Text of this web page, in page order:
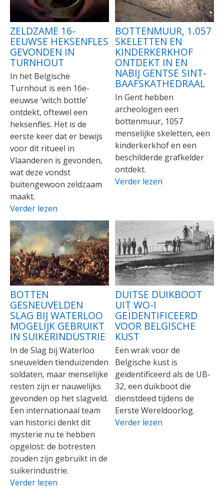
ZELDZAME 16-
EEUWSE HEKSENFLES
GEVONDEN IN
TURNHOUT
In het Belgische
Turnhout is een 16e-
eeuwse ‘witch bottle’
ontdekt, oftewel een
heksenfles. Het is de
eerste keer dat er bewijs
voor dit ritueel in
Vlaanderen is gevonden,
wat deze vondst
buitengewoon zeldzaam
maakt.
Verder lezen
BOTTENMUUR, 1.057
SKELETTEN EN
KINDERKERKHOF
ONTDEKT IN EN
NABIJ GENTSE SINT-
BAAFSKATHEDRAAL
In Gent hebben
archeologen een
bottenmuur, 1057
menselijke skeletten, een
kinderkerkhof en een
beschilderde grafkelder
ontdekt.
Verder lezen
BOTTEN
GESNEUVELDEN
SLAG BIJ WATERLOO
MOGELIJK GEBRUIKT
IN SUIKERINDUSTRIE
In de Slag bij Waterloo
sneuvelden tienduizenden
soldaten, maar menselijke
resten zijn er nauwelijks
gevonden op het slagveld.
Een internationaal team
van historici denkt dit
mysterie nu te hebben
opgelost: de botresten
zouden zijn gebruikt in de
suikerindustrie.
Verder lezen
DUITSE DUIKBOOT
UIT WO-I
GEÏDENTIFICEERD
VOOR BELGISCHE
KUST
Een wrak voor de
Belgische kust is
geïdentificeerd als de UB-
32, een duikboot die
dienstdeed tijdens de
Eerste Wereldoorlog.
Verder lezen